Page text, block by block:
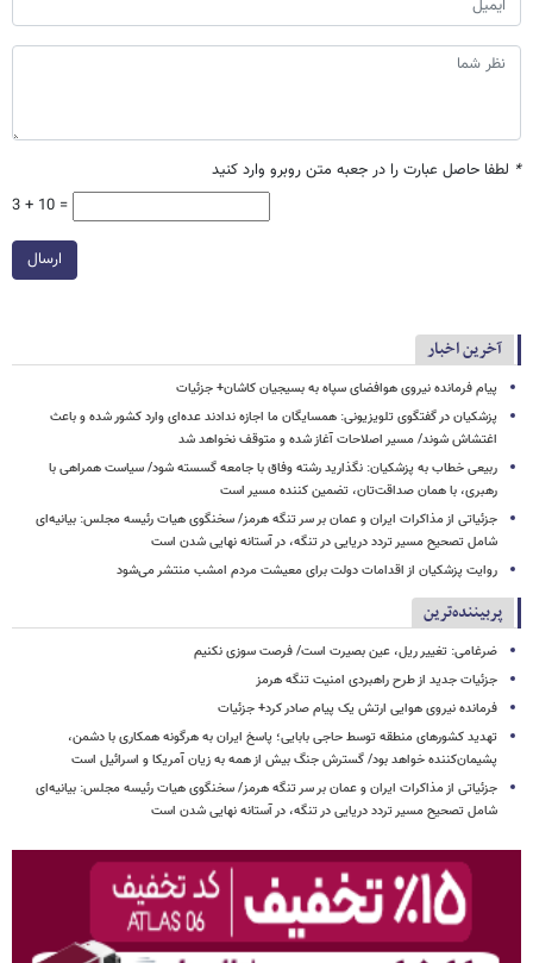
* لطفا حاصل عبارت را در جعبه متن روبرو وارد کنید
3 + 10 =
ارسال
آخرین اخبار
پیام فرمانده نیروی هوافضای سپاه به بسیجیان کاشان+ جزئیات
پزشکیان در گفتگوی تلویزیونی: همسایگان ما اجازه ندادند عده‌ای وارد کشور شده و باعث
اغتشاش شوند/ مسیر اصلاحات آغاز شده و متوقف نخواهد شد
ربیعی خطاب به پزشکیان: نگذارید رشته وفاق با جامعه گسسته شود/ سیاست همراهی با
رهبری، با همان صداقت‌تان، تضمین کننده مسیر است
جزئیاتی از مذاکرات ایران و عمان بر سر تنگه هرمز/ سخنگوی هیات رئیسه مجلس: بیانیه‌ای
شامل تصحیح مسیر تردد دریایی در تنگه، در آستانه نهایی شدن است
روایت پزشکیان از اقدامات دولت برای معیشت مردم امشب منتشر می‌شود
پربیننده‌ترین
ضرغامی: تغییر ریل، عین بصیرت است/ فرصت سوزی نکنیم
جزئیات جدید از طرح راهبردی امنیت تنگه هرمز
فرمانده نیروی هوایی ارتش یک پیام صادر کرد+ جزئیات
تهدید کشورهای منطقه توسط حاجی بابایی؛ پاسخ ایران به هرگونه همکاری با دشمن،
پشیمان‌کننده خواهد بود/ گسترش جنگ بیش از همه به زیان آمریکا و اسرائیل است
جزئیاتی از مذاکرات ایران و عمان بر سر تنگه هرمز/ سخنگوی هیات رئیسه مجلس: بیانیه‌ای
شامل تصحیح مسیر تردد دریایی در تنگه، در آستانه نهایی شدن است